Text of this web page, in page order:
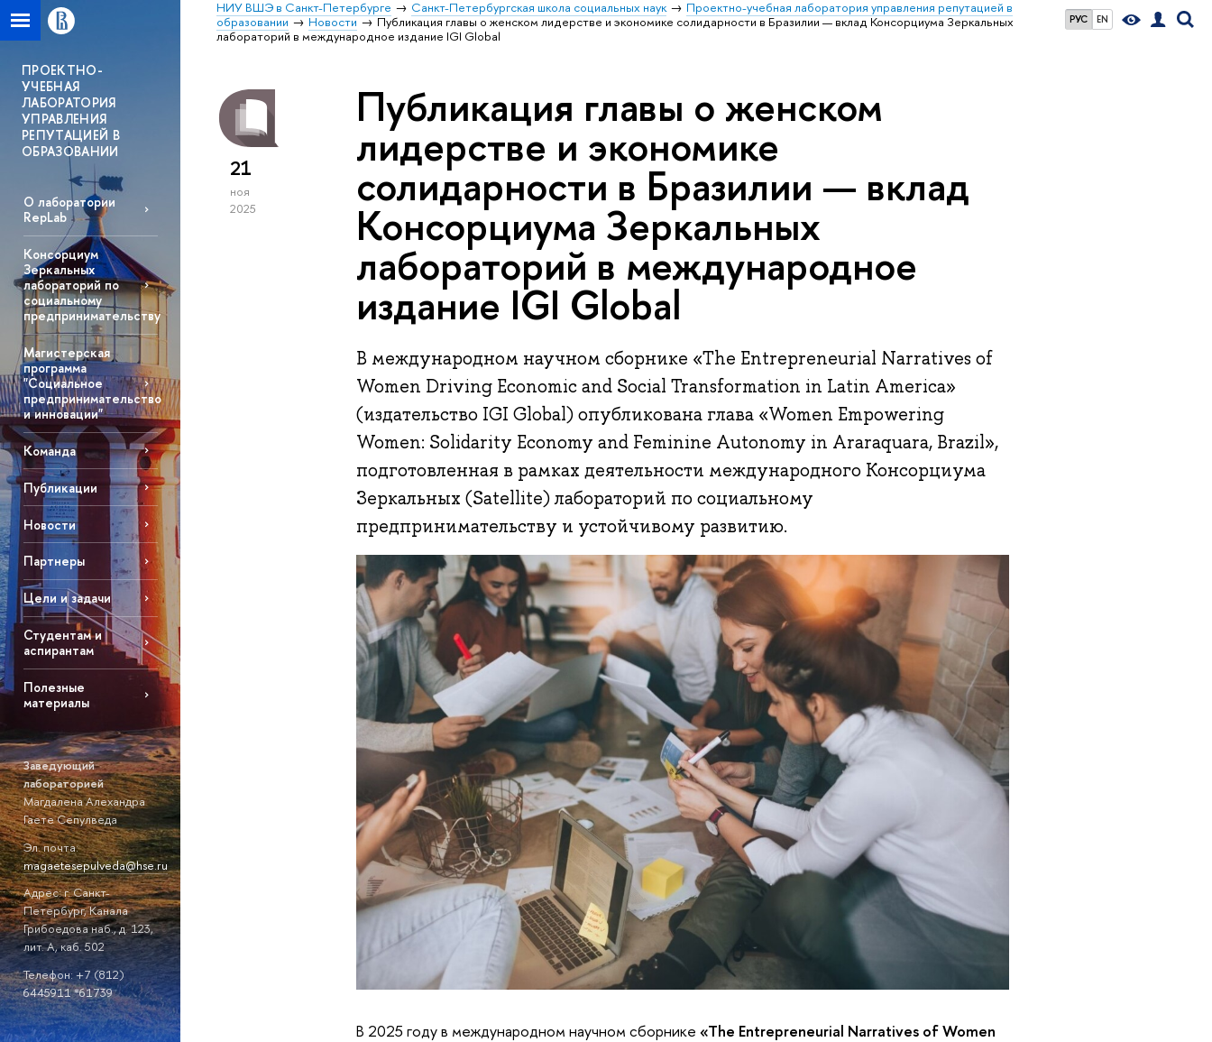
РУС EN
НИУ ВШЭ в Санкт-Петербурге Санкт-Петербургская школа социальных наук
Проектно-учебная лаборатория управления репутацией в
образовании
Новости
Публикация главы о женском лидерстве и экономике солидарности в Бразилии — вклад Консорциума Зеркальных
лабораторий в международное издание IGI Global
ПРОЕКТНО-
УЧЕБНАЯ
ЛАБОРАТОРИЯ
УПРАВЛЕНИЯ
РЕПУТАЦИЕЙ В
ОБРАЗОВАНИИ
О лаборатории
RepLab
Консорциум
Зеркальных
лабораторий по
социальному
предпринимательству
Магистерская
программа
"Социальное
предпринимательство
и инновации"
Команда
Публикации
Новости
Партнеры
Цели и задачи
Студентам и
аспирантам
Полезные
материалы
Заведующий
лабораторией
Магдалена Алехандра
Гаете Сепулведа
Эл. почта:
magaetesepulveda@hse.ru
Адрес: г. Санкт-
Петербург, Канала
Грибоедова наб., д. 123,
лит. А, каб. 502
Телефон: +7 (812)
6445911 *61739
21
ноя
2025
Публикация главы о женском
лидерстве и экономике
солидарности в Бразилии — вклад
Консорциума Зеркальных
лабораторий в международное
издание IGI Global
В международном научном сборнике «The Entrepreneurial Narratives of
Women Driving Economic and Social Transformation in Latin America»
(издательство IGI Global) опубликована глава «Women Empowering
Women: Solidarity Economy and Feminine Autonomy in Araraquara, Brazil»,
подготовленная в рамках деятельности международного Консорциума
Зеркальных (Satellite) лабораторий по социальному
предпринимательству и устойчивому развитию.
В 2025 году в международном научном сборнике«The Entrepreneurial Narratives of Women